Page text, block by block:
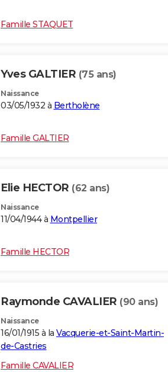
Famille STAQUET
Yves GALTIER (75 ans)
Naissance
03/05/1932 à Bertholène
Famille GALTIER
Elie HECTOR (62 ans)
Naissance
11/04/1944 à Montpellier
Famille HECTOR
Raymonde CAVALIER (90 ans)
Naissance
16/01/1915 à la Vacquerie-et-Saint-Martin-
de-Castries
Famille CAVALIER